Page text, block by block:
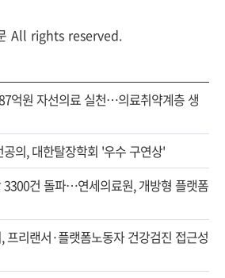
All rights reserved.
억원 자선의료 실천…의료취약계층 생
의, 대한탈장학회 '우수 구연상'
3300건 돌파…연세의료원, 개방형 플랫폼
프리랜서·플랫폼노동자 건강검진 접근성